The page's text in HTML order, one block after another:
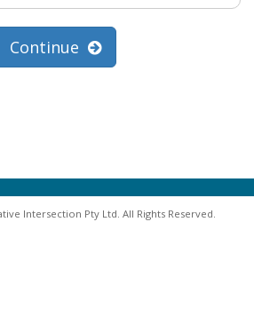
Continue
Intersection Pty Ltd. All Rights Reserved.